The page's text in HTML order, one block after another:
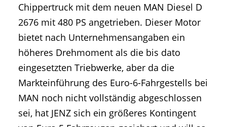
Chippertruck mit dem neuen MAN Diesel D
2676 mit 480 PS angetrieben. Dieser Motor
bietet nach Unternehmensangaben ein
höheres Drehmoment als die bis dato
eingesetzten Triebwerke, aber da die
Markteinführung des Euro-6-Fahrgestells bei
MAN noch nicht vollständig abgeschlossen
sei, hat JENZ sich ein größeres Kontingent